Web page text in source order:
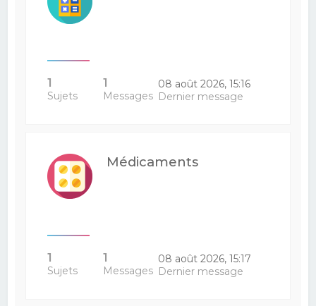
1
Sujets
1
Messages
08 août 2026, 15:16
Dernier message
Médicaments
1
Sujets
1
Messages
08 août 2026, 15:17
Dernier message